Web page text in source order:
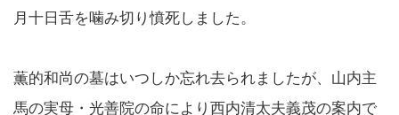
月十日舌を噛み切り憤死しました。
薫的和尚の墓はいつしか忘れ去られましたが、山内主
馬の実母・光善院の命により西内清太夫義茂の案内で